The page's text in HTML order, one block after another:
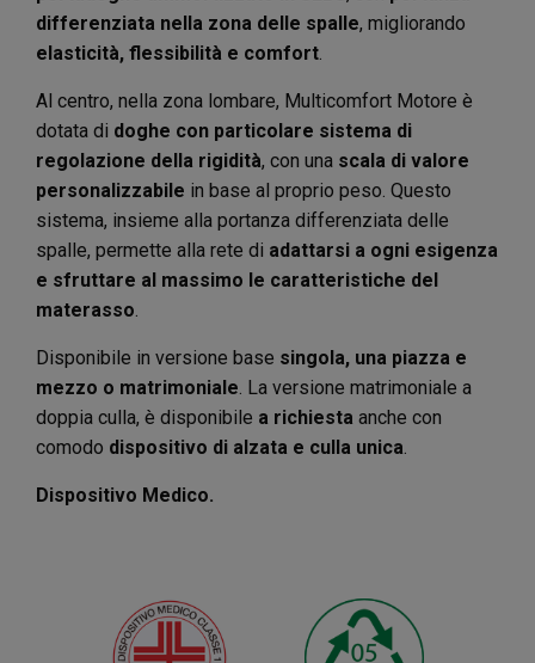
differenziata nella zona delle spalle, migliorando
elasticità, flessibilità e comfort.
Al centro, nella zona lombare, Multicomfort Motore è
dotata di doghe con particolare sistema di
regolazione della rigidità, con una scala di valore
personalizzabile in base al proprio peso. Questo
sistema, insieme alla portanza differenziata delle
spalle, permette alla rete di adattarsi a ogni esigenza
e sfruttare al massimo le caratteristiche del
materasso.
Disponibile in versione base singola, una piazza e
mezzo o matrimoniale. La versione matrimoniale a
doppia culla, è disponibile a richiesta anche con
comodo dispositivo di alzata e culla unica.
Dispositivo Medico.